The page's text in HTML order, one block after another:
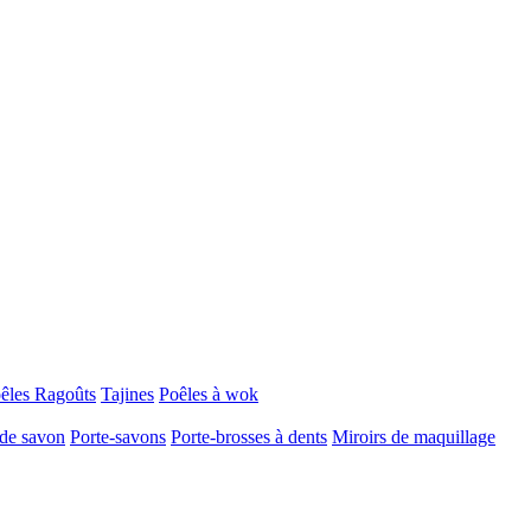
Ragoûts Tajines Poêles à wok
savon Porte-savons Porte-brosses à dents Miroirs de maquillage